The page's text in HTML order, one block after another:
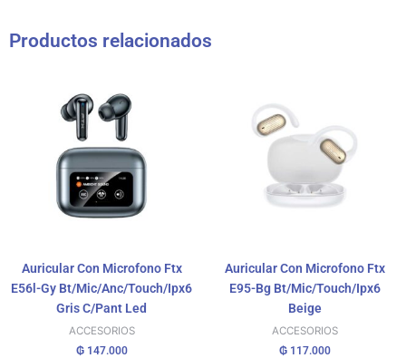
Productos relacionados
Auricular Con Microfono Ftx
E56l-Gy Bt/Mic/Anc/Touch/Ipx6
Gris C/Pant Led
ACCESORIOS
₲147.000
Auricular Con Microfono Ftx
E95-Bg Bt/Mic/Touch/Ipx6
Beige
ACCESORIOS
₲117.000